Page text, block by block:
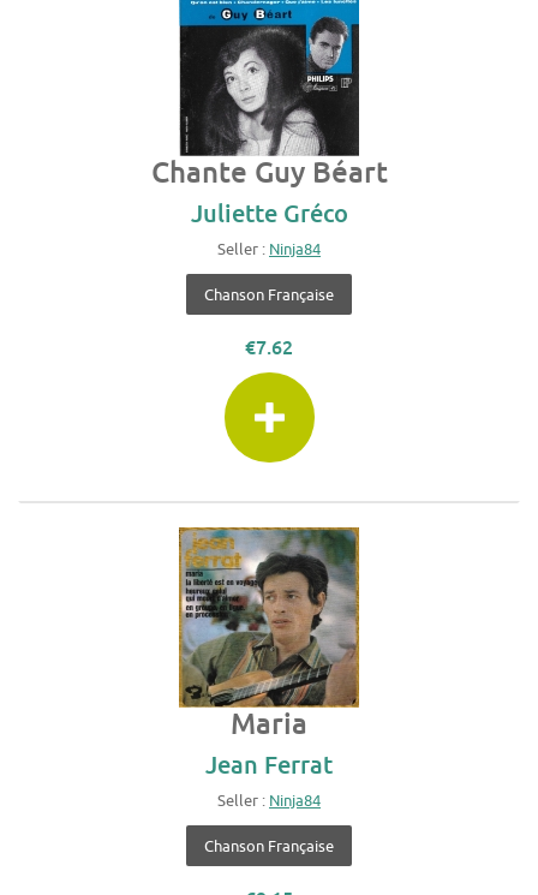
Chante Guy Béart
Juliette Gréco
Seller : Ninja84
Chanson Française
€7.62
Maria
Jean Ferrat
Seller : Ninja84
Chanson Française